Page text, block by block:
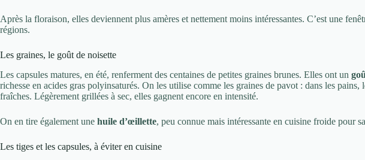
Après la floraison, elles deviennent plus amères et nettement moins intéressantes. C’est une
régions.
Les graines, le goût de noisette
Les capsules matures, en été, renferment des centaines de petites graines brunes. Elles ont un
richesse en acides gras polyinsaturés. On les utilise comme les graines de pavot : dans les pains,
fraîches. Légèrement grillées à sec, elles gagnent encore en intensité.
On en tire également une huile d’œillette, peu connue mais intéressante en cuisine froide pour
Les tiges et les capsules, à éviter en cuisine